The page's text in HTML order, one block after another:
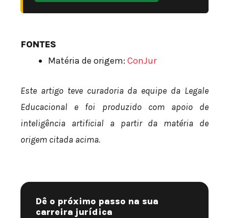
FONTES
Matéria de origem: ConJur
Este artigo teve curadoria da equipe da Legale
Educacional e foi produzido com apoio de
inteligência artificial a partir da matéria de
origem citada acima.
Dê o próximo passo na sua
carreira jurídica